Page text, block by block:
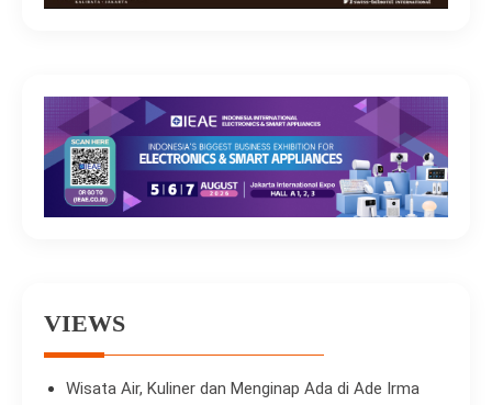
VIEWS
Wisata Air, Kuliner dan Menginap Ada di Ade Irma